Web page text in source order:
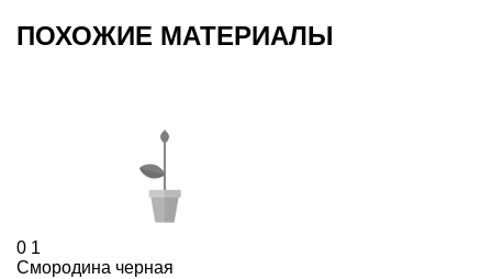
ПОХОЖИЕ МАТЕРИАЛЫ
0 1
Смородина черная